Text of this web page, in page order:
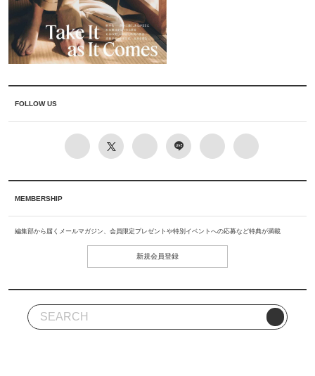
FOLLOW US
MEMBERSHIP
編集部から届くメールマガジン、会員限定プレゼントや特別イベントへの応募など特典が満載
新規会員登録